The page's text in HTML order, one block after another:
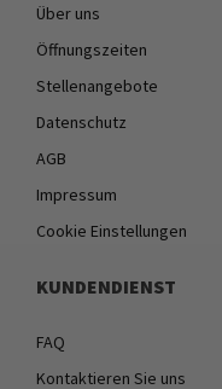
Über uns
Öffnungszeiten
Stellenangebote
Datenschutz
AGB
Impressum
Cookie Einstellungen
KUNDENDIENST
FAQ
Kontaktieren Sie uns